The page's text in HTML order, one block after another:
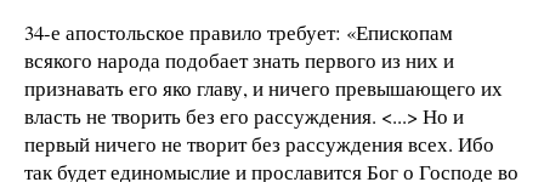
34-е апостольское правило требует: «Епископам
всякого народа подобает знать первого из них и
признавать его яко главу, и ничего превышающего их
власть не творить без его рассуждения. <...> Но и
первый ничего не творит без рассуждения всех. Ибо
так будет единомыслие и прославится Бог о Господе во